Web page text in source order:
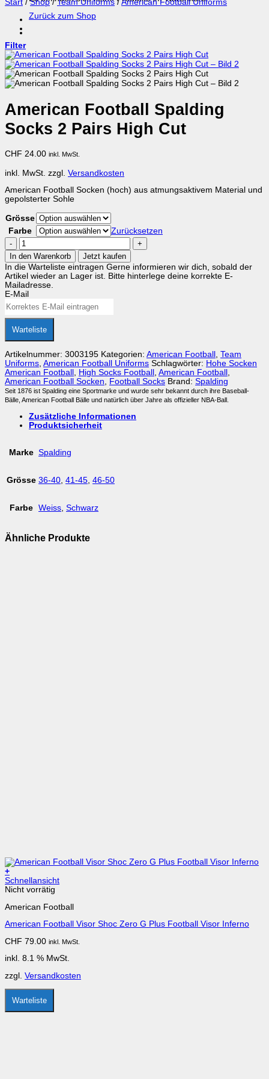
Zurück zum Shop
Start / Shop / Team Uniforms / American Football Uniforms
Filter
American Football Spalding
Socks 2 Pairs High Cut
CHF 24.00 inkl. MwSt.
inkl. MwSt. zzgl. Versandkosten
American Football Socken (hoch) aus atmungsaktivem Material und
gepolsterter Sohle
Grösse
Farbe
Zurücksetzen
American
Football
Spalding
Socks
2
Pairs
High
Cut
In den Warenkorb
Jetzt kaufen
In die Warteliste eintragen Gerne informieren wir dich, sobald der
Artikel wieder an Lager ist. Bitte hinterlege deine korrekte E-
Mailadresse.
E-Mail
Warteliste
Artikelnummer: 3003195 Kategorien: American Football Team
Uniforms American Football Uniforms Schlagwörter: Hohe Socken
American Football High Socks Football American Football
American Football Socken
Football Socks Brand: Spalding
Seit 1876 ist Spalding eine Sportmarke und wurde sehr bekannt durch ihre Baseball-
Bälle, American Football Bälle und natürlich über Jahre als offizieller NBA-Ball.
Zusätzliche Informationen
Produktsicherheit
Marke Spalding
Grösse 36-40, 41-45, 46-50
Farbe Weiss, Schwarz
Ähnliche Produkte
+
Schnellansicht
Nicht vorrätig
American Football
American Football Visor Shoc Zero G Plus Football Visor Inferno
CHF 79.00 inkl. MwSt.
inkl. 8.1 % MwSt.
zzgl. Versandkosten
Warteliste